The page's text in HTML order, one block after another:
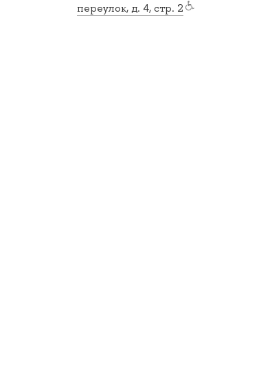
переулок, д. 4, стр. 2